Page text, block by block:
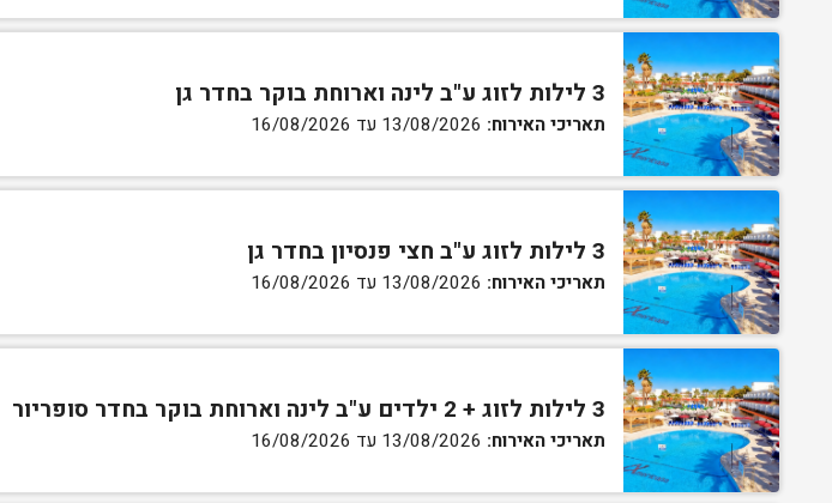
3 לילות לזוג ע"ב לינה וארוחת בוקר בחדר גן
תאריכי האירוח:
3 לילות לזוג ע"ב חצי פנסיון בחדר גן
תאריכי האירוח:
3 לילות לזוג + 2 ילדים ע"ב לינה וארוחת בוקר בחדר סופריור
תאריכי האירוח: